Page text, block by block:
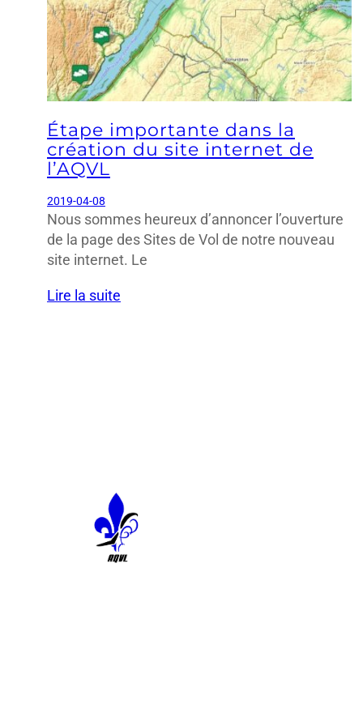
Étape importante dans la
création du site internet de
l’AQVL
2019-04-08
Nous sommes heureux d’annoncer l’ouverture
de la page des Sites de Vol de notre nouveau
site internet. Le
Lire la suite